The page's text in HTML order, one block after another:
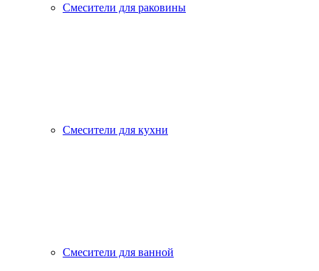
Смесители для раковины
Смесители для кухни
Смесители для ванной